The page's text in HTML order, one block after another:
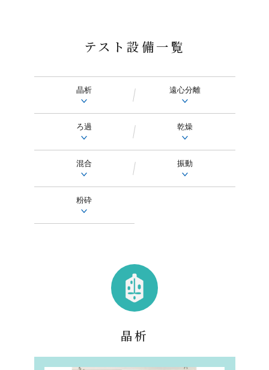
テスト設備一覧
晶析 遠心分離
ろ過 乾燥
混合 振動
粉砕
晶析